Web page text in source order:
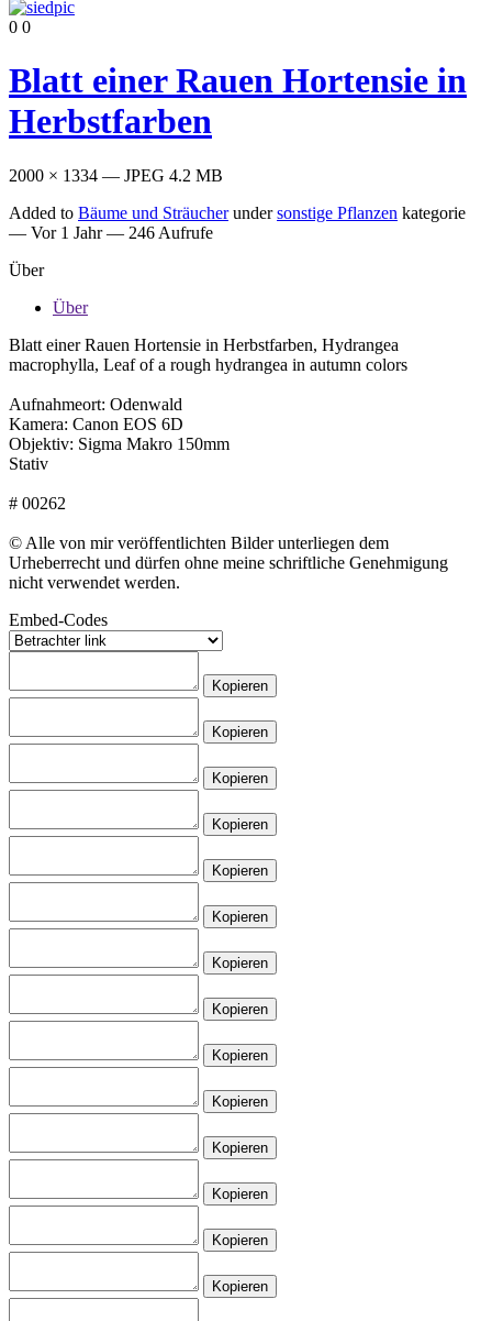
0 0
Blatt einer Rauen Hortensie in
Herbstfarben
2000 × 1334 — JPEG 4.2 MB
Added to Bäume und Sträucherundersonstige Pflanzen kategorie
— Vor 1 Jahr— 246 Aufrufe
Über
Über
Blatt einer Rauen Hortensie in Herbstfarben, Hydrangea
macrophylla, Leaf of a rough hydrangea in autumn colors
Aufnahmeort: Odenwald
Kamera: Canon EOS 6D
Objektiv: Sigma Makro 150mm
Stativ
# 00262
© Alle von mir veröffentlichten Bilder unterliegen dem
Urheberrecht und dürfen ohne meine schriftliche Genehmigung
nicht verwendet werden.
Embed-Codes
Kopieren
Kopieren
Kopieren
Kopieren
Kopieren
Kopieren
Kopieren
Kopieren
Kopieren
Kopieren
Kopieren
Kopieren
Kopieren
Kopieren